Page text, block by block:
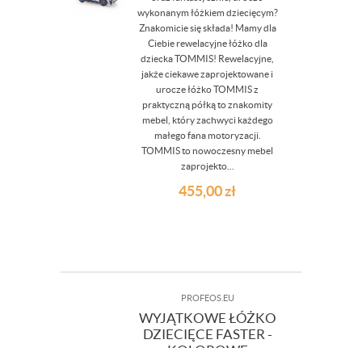
wykonanym łóżkiem dziecięcym?
Znakomicie się składa! Mamy dla
Ciebie rewelacyjne łóżko dla
dziecka TOMMIS! Rewelacyjne,
jakże ciekawe zaprojektowane i
urocze łóżko TOMMIS z
praktyczną półką to znakomity
mebel, który zachwyci każdego
małego fana motoryzacji.
TOMMIS to nowoczesny mebel
zaprojekto...
455,00zł
PROFEOS.EU
WYJĄTKOWE ŁÓŻKO
DZIECIĘCE FASTER -